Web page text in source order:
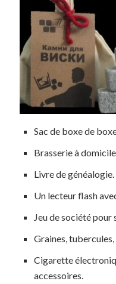
Sac de boxe de
Brasserie à
Livre de généalogie.
Un lecteur flash
Jeu de société pour
Graines,
Cigarette
accessoires.